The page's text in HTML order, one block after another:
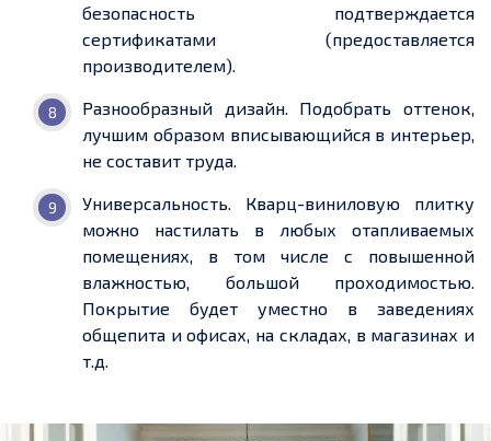
безопасность подтверждается
сертификатами (предоставляется
производителем).
Разнообразный дизайн. Подобрать оттенок,
лучшим образом вписывающийся в интерьер,
не составит труда.
Универсальность. Кварц-виниловую плитку
можно настилать в любых отапливаемых
помещениях, в том числе с повышенной
влажностью, большой проходимостью
Покрытие будет уместно в заведениях
общепита и офисах, на складах, в магазинах и
т.д.